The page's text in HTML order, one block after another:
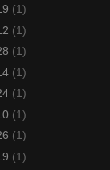
(1)
(1)
(1)
(1)
(1)
(1)
(1)
(1)